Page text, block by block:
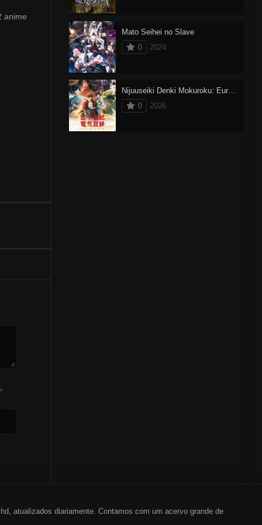
anime
Mato Seihei no Slave
0
2024
Nijuuseiki Denki Mokuroku: Eureka Evrika
0
2026
atualizados diariamente. Contamos com um acervo grande de